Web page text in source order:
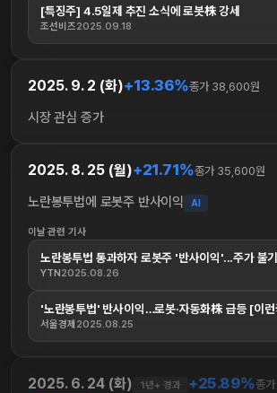
[특징주] 4.5일제 추진 소식에 로봇株 강세
조선비즈2025.09.18
2025. 9. 2 (화)+13.36%종가 38,600원
시장 관심 증가
2025. 8. 25 (월)+21.71%종가 35,600원
노란봉투법에 로봇주 반사이익 AI
이날 관련 기사
노란봉투법 통과하자 로봇주 '반사이익'...주가 불
YTN2025.08.26
'노란봉투법' 반사이익…로봇·자동화株 급등 [이
서울경제 2025.08.25
2025. 6. 24 (화) 1년+ 경과 +25.89%종